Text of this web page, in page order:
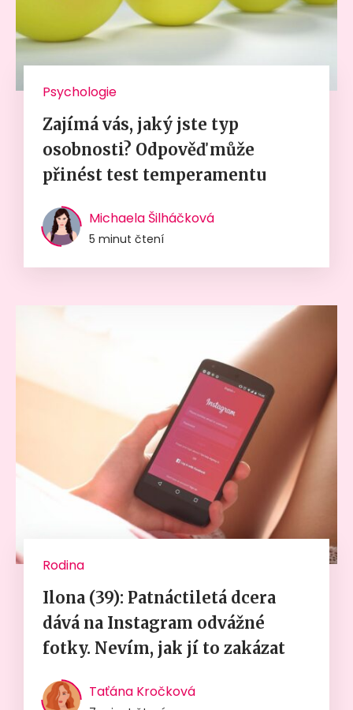
Psychologie
Zajímá vás, jaký jste typ
osobnosti? Odpověď může
přinést test temperamentu
Michaela Šilháčková
5 minut čtení
Rodina
Ilona (39): Patnáctiletá dcera
dává na Instagram odvážné
fotky. Nevím, jak jí to zakázat
Taťána Kročková